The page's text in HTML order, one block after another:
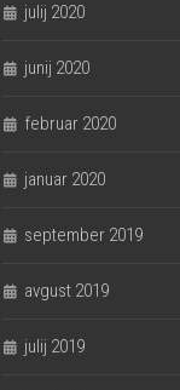
julij 2020
junij 2020
februar 2020
januar 2020
september 2019
avgust 2019
julij 2019